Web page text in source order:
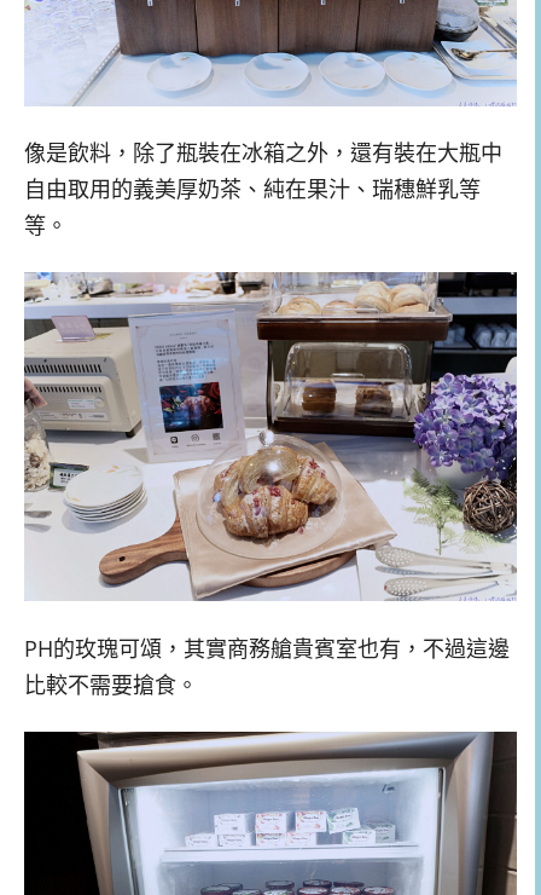
像是飲料，除了瓶裝在冰箱之外，還有裝在大瓶中
自由取用的義美厚奶茶、純在果汁、瑞穗鮮乳等
等。
PH的玫瑰可頌，其實商務艙貴賓室也有，不過這邊
比較不需要搶食。